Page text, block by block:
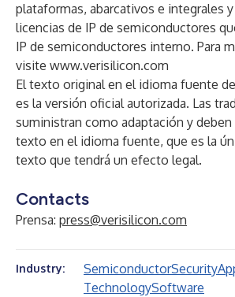
plataformas, abarcativos e integrales
licencias de IP de semiconductores
IP de semiconductores interno. Para
visite www.verisilicon.com
El texto original en el idioma fuente
es la versión oficial autorizada. Las
suministran como adaptación y
texto en el idioma fuente, que es la
texto que tendrá un efecto legal.
Contacts
Prensa: press@verisilicon.com
Industry: SemiconductorSecurity
TechnologySoftware